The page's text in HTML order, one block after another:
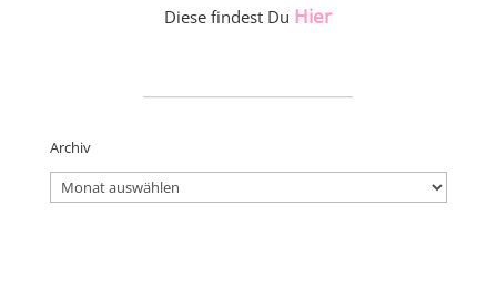
Diese findest Du Hier
Archiv
Archiv